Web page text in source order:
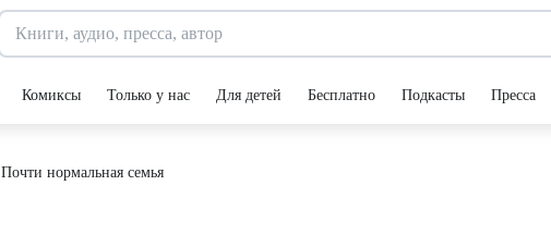
Комиксы Только у нас Для детей Бесплатно Подкасты Пресса
Почти нормальная семья